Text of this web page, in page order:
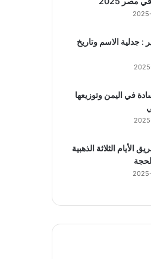
: جدلية الاسم وتاريخ
في اليمن وتوزيعها
الأيام الثلاثة الذهبية